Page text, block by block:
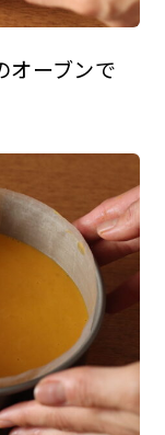
ーブンで